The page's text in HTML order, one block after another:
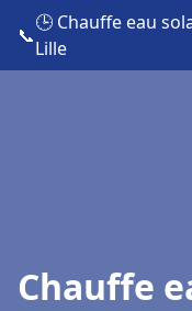
📞
🕒 Chauffe eau
Lille
Chauffe